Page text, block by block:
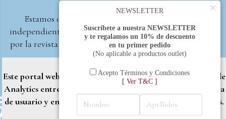
Estamos orgullosos de ser la primera perfumería
independiente de España, en recibir el premio otorgado
por la revista Beautyproof en 2015 a la mejor perfumería
de autor.
Perfumería Nadia2017 |Política de Privacidad
Este portal web utiliza cookies propias y de terceros (Google
Analytics entre otros) para brindarle una mejor experiencia
de usuario y entregar contenido adaptado a sus necesidades.
×
NEWSLETTER
Suscríbete a nuestra NEWSLETTER
y te regalamos un 10% de descuento
en tu primer pedido
(No aplicable a productos outlet)
Acepto Términos y Condiciones
[ Ver T&C ]